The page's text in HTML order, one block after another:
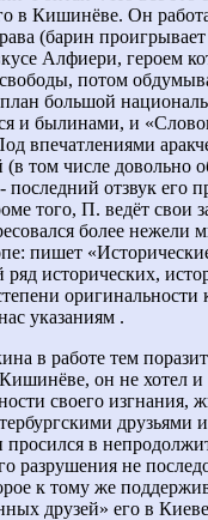
в Кишинёве. Он
(барин
Алфиери, героем
потом
большой
и былинами, и
впечатлениями
(в том числе
последний отзвук его
того, П. ведёт свои
более нежели
пишет
исторических,
указаниям .
в работе тем
он не хотел
своего изгнания,
просился в
разрушения не
к тому же
друзей» его в